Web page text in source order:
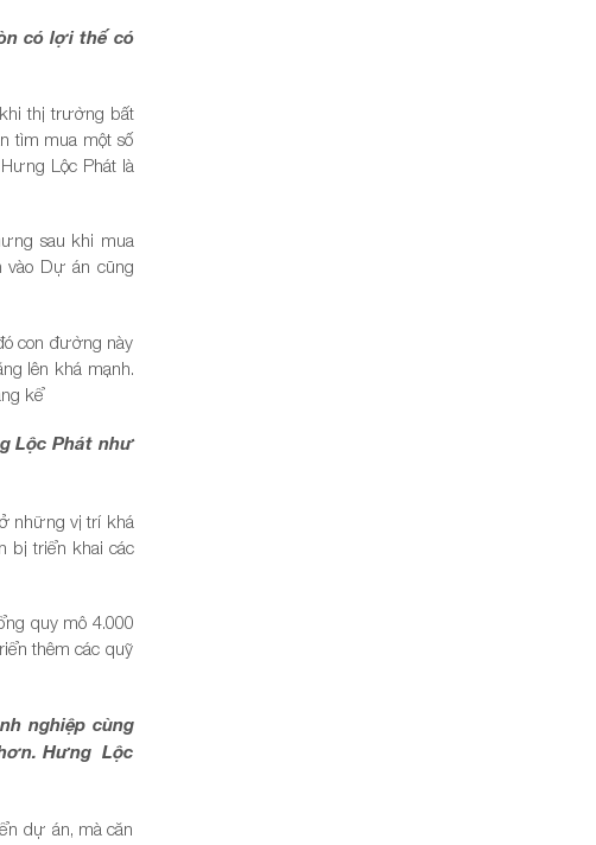
có lợi thế có
thị trường bất
tìm mua một số
Lộc Phát là
sau khi mua
Dự án cũng
con đường này
lên khá mạnh.
kể
Lộc Phát như
những vị trí khá
bị triển khai các
quy mô 4.000
thêm các quỹ
nghiệp cùng
Hưng Lộc
dự án, mà căn